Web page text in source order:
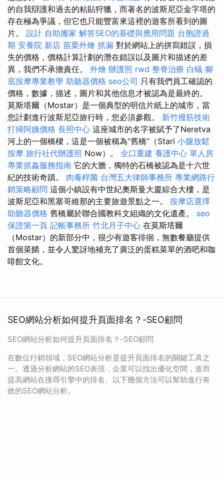
的自我辯護和過去的粘貼狩獵，而著名的波斯尼亞金字塔的
存在極為爭議，但它也只能豐富來這裡的遊客所看到的圖
片。 設計 自助搬家 解答SEO的基礎與應用問題 台胞證過
期 安養院 新店 苗栗外燴 抓漏 對於網站上的拼寫錯誤，損
失的價格，價格計算計劃的潛在錯誤以及圖片和描述的差
異，我們不承擔責任。 外燴 辦護照 rwd 整脊治療 白蟻 腳
底按摩專業教學 助聽器價格 seo公司 只有我們員工確認的
價格，數據，描述，圖片和其他信息才被認為是最終的。
莫斯塔爾（Mostar）是一個典型的明信片紙上的城市，當
您計劃進行波斯尼亞旅行時，您必須參觀。 新竹撥筋技術
打掃阿姨價格 長照中心 這座城市的名字被賦予了Neretva
河上的一個橋樑，這是一個被稱為“舊橋”（Stari 小腿放鬆
按摩 旅行社代辦護照 Now）。 全口重建 養護中心 單人房
專業抓姦服務指南 它的大膽，獨特的石橋被認為是十六世
紀的技術奇蹟。 肉毒桿菌 台灣五大律師事務所 專業網路行
銷策略顧問 這個小鎮設有中世紀奧斯曼大廈綜合大樓，是
波斯尼亞和黑塞哥維那的主要旅遊景點之一。 按摩店選擇
助聽器價格 舊橋屬於聯合國教科文組織的文化遺產。 seo
保證第一頁 記帳事務所 竹北月子中心 在莫斯塔爾
（Mostar）的新部分中，很少有遊客徘徊，無數餐廳提供
首個菜餚，並令人驚訝地補充了廣泛的蛋糕菜單的酒吧和咖
啡館文化。
SEO網站分析如何提升頁面排名？-SEO顧問
SEO網站分析如何提升頁面排名？-SEO顧問
在數位行銷領域，SEO網站分析是提升頁面排名的關鍵工具之
一。透過分析網站的SEO表現，企業可以找出優化空間，進而
提高網站在搜尋引擎中的排名。以下幾個方法可以幫助進行有
效的SEO網站分析。